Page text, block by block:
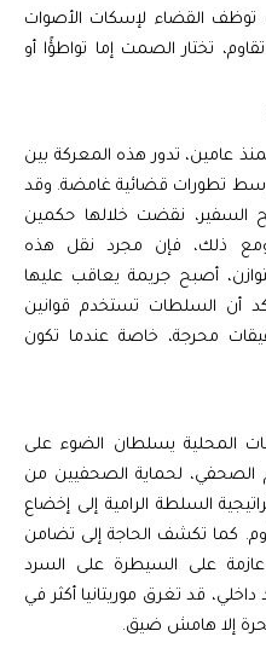
القضاء لإسكات الأصوات
تختار الصمت إما تواطؤًا أو
عامين، تدور هذه المعركة بين
تطورات قضائية غامضة. وقد
السفير، نقضت خلالها حكمين
ذلك، فإن مجرد نقل هذه
أصبح جريمة يعاقب عليها
أن السلطات تستخدم قوانين
محرجة، خاصة عندما تكون
يسلطان الضوء على
الصحفي، لحماية الصحفيين من
السلطة الرامية إلى إخضاع
كما تكشف الحاجة إلى تضامن
على السيطرة على السرد
قد تغرق موريتانيا أكثر في
إلا هامش ضيق.